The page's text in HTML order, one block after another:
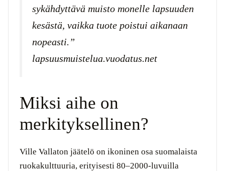
sykähdyttävä muisto monelle lapsuuden
kesästä, vaikka tuote poistui aikanaan
nopeasti.”
lapsuusmuistelua.vuodatus.net
Miksi aihe on
merkityksellinen?
Ville Vallaton jäätelö on ikoninen osa suomalaista
ruokakulttuuria, erityisesti 80–2000-luvuilla